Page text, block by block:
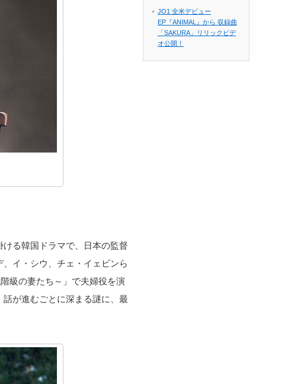
る韓国ドラマで、日本の監督
イ・シウ、チェ・イェビンら
級の妻たち～」で夫婦役を演
が進むごとに深まる謎に、最
JO1 全米デビュー
EP『ANIMAL』から 収録曲
「SAKURA」リリックビデ
オ公開！